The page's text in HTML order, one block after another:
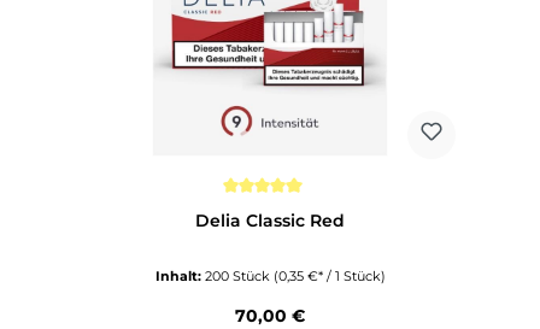
Delia Classic Red
Inhalt: 200 Stück (0,35 €* / 1 Stück)
Regulärer Preis:
70,00 €